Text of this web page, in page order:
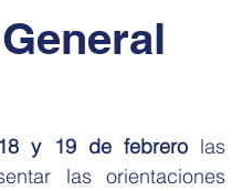
18 y 19 de febrero
las orientaciones